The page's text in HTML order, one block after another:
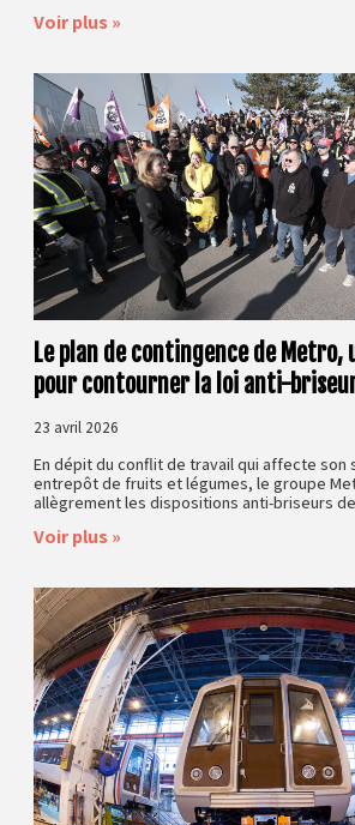
Voir plus »
Le plan de contingence de
pour contourner la loi anti-
23 avril 2026
En dépit du conflit de travail qui affecte son
entrepôt de fruits et légumes, le groupe
allègrement les dispositions anti-briseurs
Voir plus »